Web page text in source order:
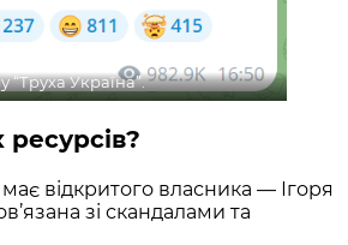
“Труха Україна”.
відкритого власника — Ігоря
зі скандалами та